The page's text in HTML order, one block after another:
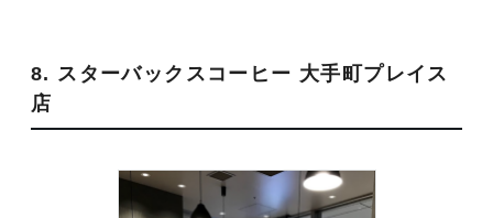
8. スターバックスコーヒー 大手町プレイス
店